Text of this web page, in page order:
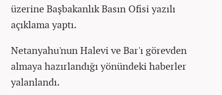
üzerine Başbakanlık Basın Ofisi yazılı
açıklama yaptı.
Netanyahu'nun Halevi ve Bar'ı görevden
almaya hazırlandığı yönündeki haberler
yalanlandı.